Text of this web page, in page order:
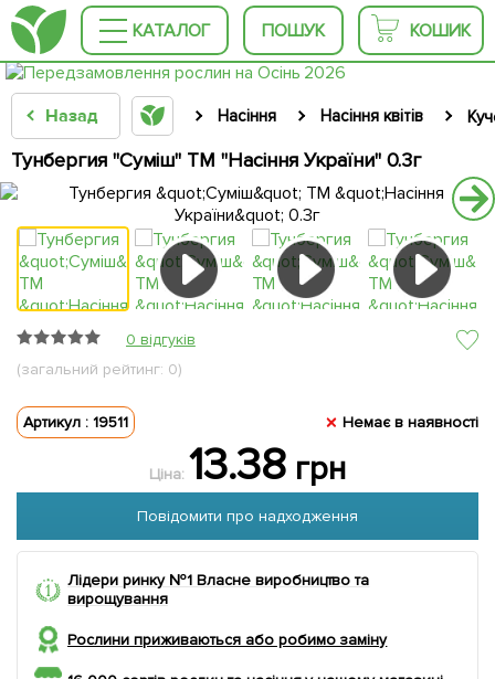
КАТАЛОГ ПОШУК КОШИК
Назад Насіння Насіння квітів
Тунбергия "Суміш" ТМ "Насіння України" 0.3г
0 відгуків
(загальний рейтинг: 0)
Артикул : 19511 Немає в наявності
Ціна: 13.38грн
Повідомити про надходження
Лідери ринку №1 Власне виробництво та
вирощування
Рослини приживаються або робимо заміну